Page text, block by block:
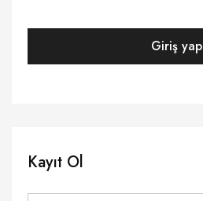
Giriş yap
Kayıt Ol